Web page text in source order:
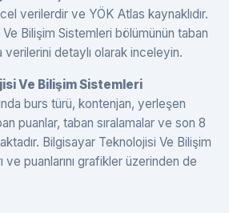
verilerdir ve YÖK Atlas kaynaklıdır.
Bilişim Sistemleri bölümünün taban
verilerini detaylı olarak inceleyin.
Ve Bilişim Sistemleri
burs türü, kontenjan, yerleşen
puanlar, taban sıralamalar ve son 8
Bilgisayar Teknolojisi Ve Bilişim
ve puanlarını grafikler üzerinden de